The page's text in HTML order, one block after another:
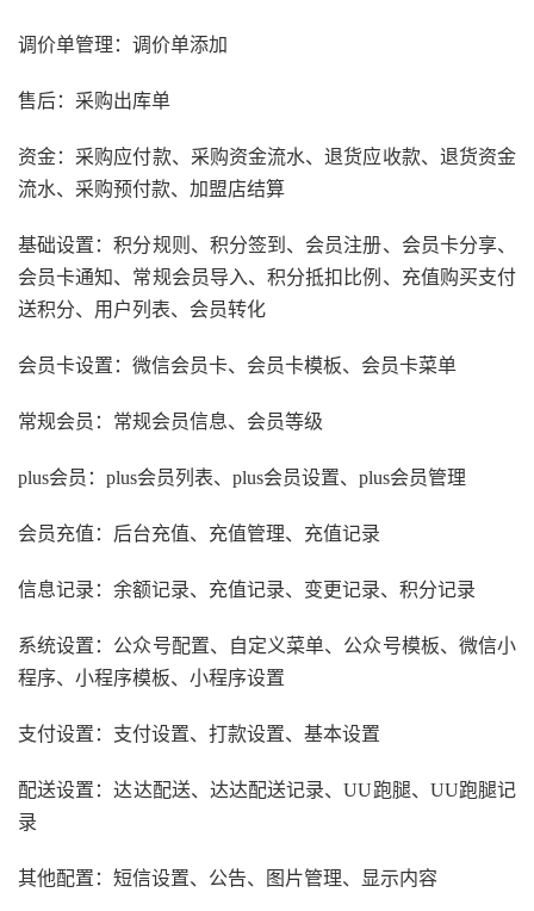
调价单管理：调价单添加
售后：采购出库单
资金：采购应付款、采购资金流水、退货应收款、退货资金
流水、采购预付款、加盟店结算
基础设置：积分规则、积分签到、会员注册、会员卡分享、
会员卡通知、常规会员导入、积分抵扣比例、充值购买支付
送积分、用户列表、会员转化
会员卡设置：微信会员卡、会员卡模板、会员卡菜单
常规会员：常规会员信息、会员等级
plus会员：plus会员列表、plus会员设置、plus会员管理
会员充值：后台充值、充值管理、充值记录
信息记录：余额记录、充值记录、变更记录、积分记录
系统设置：公众号配置、自定义菜单、公众号模板、微信小
程序、小程序模板、小程序设置
支付设置：支付设置、打款设置、基本设置
配送设置：达达配送、达达配送记录、UU跑腿、UU跑腿记
录
其他配置：短信设置、公告、图片管理、显示内容